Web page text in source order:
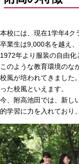
本校には、現在1学年4ク
卒業生は9,000名を越え
1972年より服装の自由化
このような教育環境のな
校風が培われてきました
った校風といえます。
今、附高池田では、新し
的学習に力を入れており